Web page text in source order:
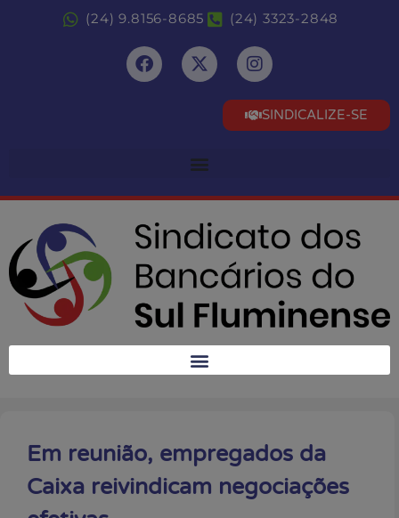
(24) 9.8156-8685 (24) 3323-2848
SINDICALIZE-SE
Em reunião, empregados da
Caixa reivindicam negociações